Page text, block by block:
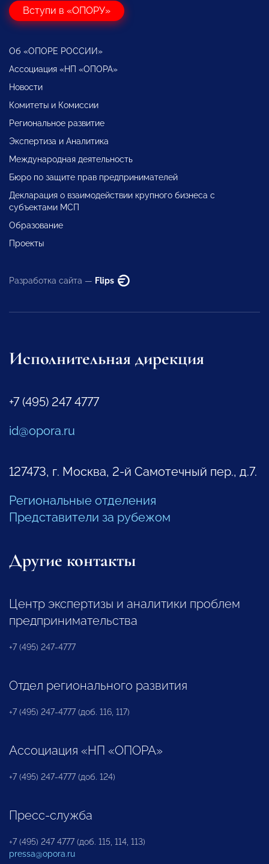
Вступи в «ОПОРУ»
Об «ОПОРЕ РОССИИ»
Ассоциация «НП «ОПОРА»
Новости
Комитеты и Комиссии
Региональное развитие
Экспертиза и Аналитика
Международная деятельность
Бюро по защите прав предпринимателей
Декларация о взаимодействии крупного бизнеса с
субъектами МСП
Образование
Проекты
Разработка сайта — Flips
Исполнительная дирекция
+7 (495) 247 4777
id@opora.ru
127473, г. Москва, 2-й Самотечный пер., д.7.
Региональные отделения
Представители за рубежом
Другие контакты
Центр экспертизы и аналитики проблем
предпринимательства
+7 (495) 247-4777
Отдел регионального развития
+7 (495) 247-4777 (доб. 116, 117)
Ассоциация «НП «ОПОРА»
+7 (495) 247-4777 (доб. 124)
Пресс-служба
+7 (495) 247 4777 (доб. 115, 114, 113)
pressa@opora.ru